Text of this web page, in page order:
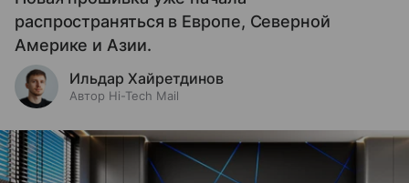
распространяться в Европе, Северной
Америке и Азии.
Ильдар Хайретдинов
Автор Hi-Tech Mail